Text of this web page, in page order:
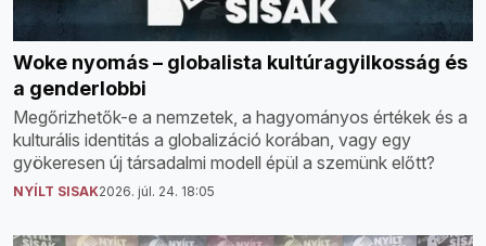
Woke nyomás – globalista kultúragyilkosság és
a genderlobbi
Megőrizhetők-e a nemzetek, a hagyományos értékek és a
kulturális identitás a globalizáció korában, vagy egy
gyökeresen új társadalmi modell épül a szemünk előtt?
NYÍLT SISAK2026. júl. 24. 18:05